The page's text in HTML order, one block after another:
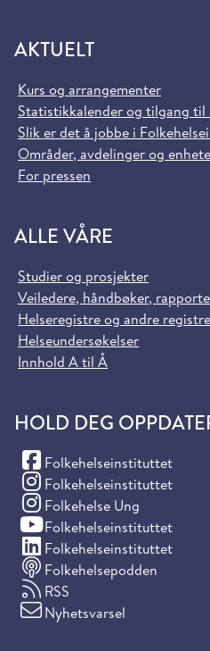
AKTUELT
Kurs og arrangementer
Statistikkalender og tilgang
Slik er det å jobbe i
Områder, avdelinger og
For pressen
ALLE VÅRE
Studier og prosjekter
Veiledere, håndbøker,
Helseregistre og andre registre
Helseundersøkelser
Innhold A til Å
HOLD DEG
Folkehelseinstituttet
(Facebook)
Folkehelseinstituttet
(Instagram)
Folkehelse Ung
(Instagram)
Folkehelseinstituttet
(YouTube)
Folkehelseinstituttet
(LinkedIn)
Folkehelsepodden
RSS
Nyhetsvarsel